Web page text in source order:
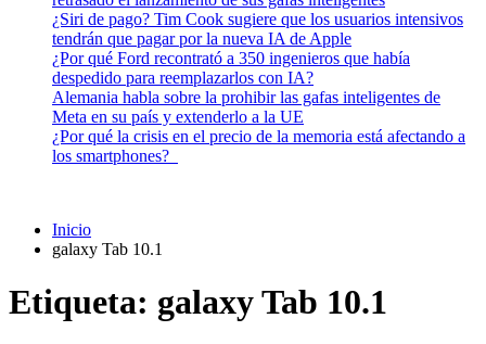
¿Siri de pago? Tim Cook sugiere que los usuarios intensivos
tendrán que pagar por la nueva IA de Apple
¿Por qué Ford recontrató a 350 ingenieros que había
despedido para reemplazarlos con IA?
Alemania habla sobre la prohibir las gafas inteligentes de
Meta en su país y extenderlo a la UE
¿Por qué la crisis en el precio de la memoria está afectando a
los smartphones?
Inicio
galaxy Tab 10.1
Etiqueta: galaxy Tab 10.1